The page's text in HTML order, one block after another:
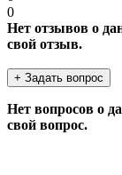
0
Нет отзывов о
свой отзыв.
+ Задать вопрос
Нет вопросов о
свой вопрос.